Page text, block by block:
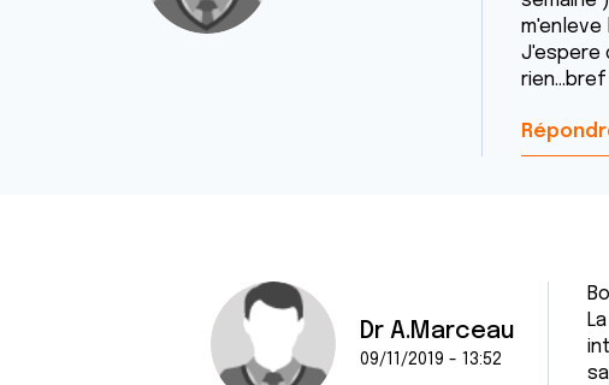
m'enleve
J'espere
Dr A.Marceau
09/11/2019 - 13:52